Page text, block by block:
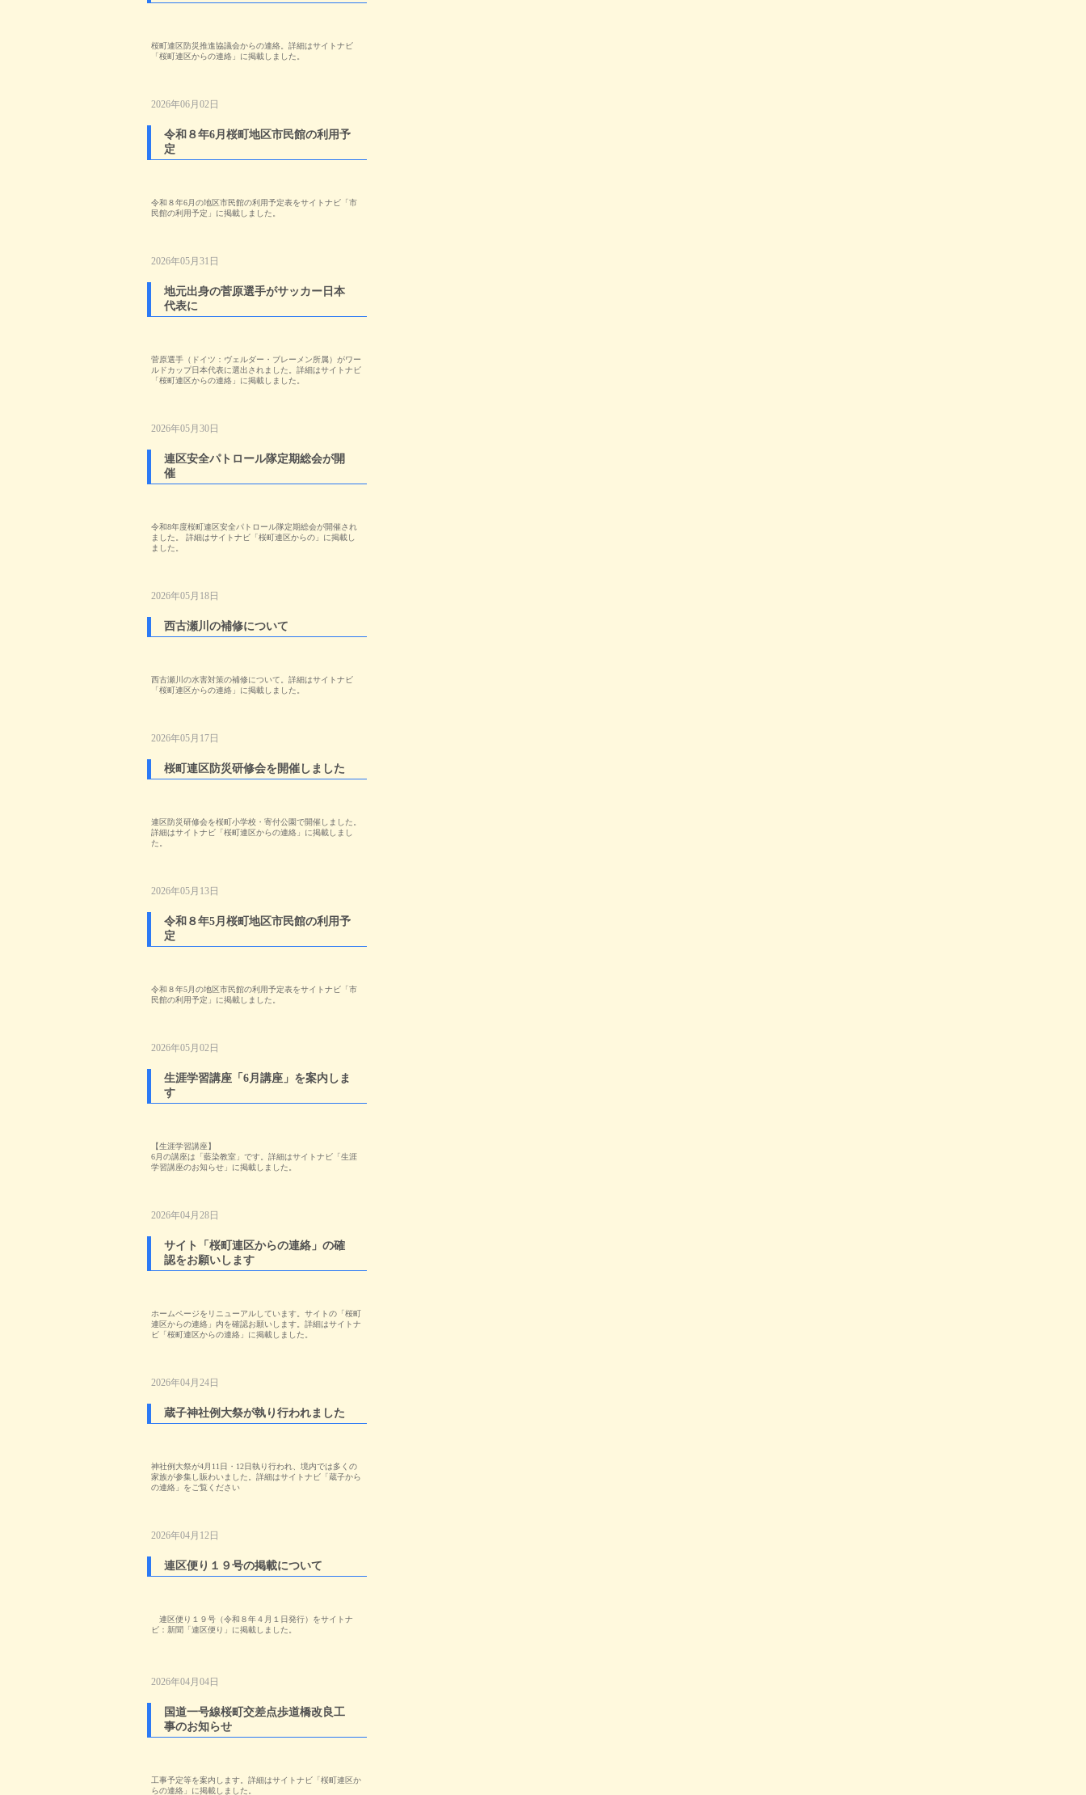
桜町連区防災推進協議会からの連絡。詳細はサイトナビ
「桜町連区からの連絡」に掲載しました。
2026年06月02日
令和８年6月桜町地区市民館の利用予
定
令和８年6月の地区市民館の利用予定表をサイトナビ「市
民館の利用予定」に掲載しました。
2026年05月31日
地元出身の菅原選手がサッカー日本
代表に
菅原選手（ドイツ：ヴェルダー・ブレーメン所属）がワー
ルドカップ日本代表に選出されました。詳細はサイトナビ
「桜町連区からの連絡」に掲載しました。
2026年05月30日
連区安全パトロール隊定期総会が開
催
令和8年度桜町連区安全パトロール隊定期総会が開催され
ました。 詳細はサイトナビ「桜町連区からの」に掲載し
ました。
2026年05月18日
西古瀬川の補修について
西古瀬川の水害対策の補修について。詳細はサイトナビ
「桜町連区からの連絡」に掲載しました。
2026年05月17日
桜町連区防災研修会を開催しました
連区防災研修会を桜町小学校・寄付公園で開催しました。
詳細はサイトナビ「桜町連区からの連絡」に掲載しまし
た。
2026年05月13日
令和８年5月桜町地区市民館の利用予
定
令和８年5月の地区市民館の利用予定表をサイトナビ「市
民館の利用予定」に掲載しました。
2026年05月02日
生涯学習講座「6月講座」を案内しま
す
【生涯学習講座】
6月の講座は「藍染教室」です。詳細はサイトナビ「生涯
学習講座のお知らせ」に掲載しました。
2026年04月28日
サイト「桜町連区からの連絡」の確
認をお願いします
ホームページをリニューアルしています。サイトの「桜町
連区からの連絡」内を確認お願いします。詳細はサイトナ
ビ「桜町連区からの連絡」に掲載しました。
2026年04月24日
蔵子神社例大祭が執り行われました
神社例大祭が4月11日・12日執り行われ、境内では多くの
家族が参集し賑わいました。詳細はサイトナビ「蔵子から
の連絡」をご覧ください
2026年04月12日
連区便り１９号の掲載について
連区便り１９号（令和８年４月１日発行）をサイトナ
ビ：新聞「連区便り」に掲載しました。
2026年04月04日
国道一号線桜町交差点歩道橋改良工
事のお知らせ
工事予定等を案内します。詳細はサイトナビ「桜町連区か
らの連絡」に掲載しました。